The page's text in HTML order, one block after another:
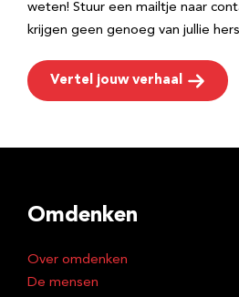
weten! Stuur een mailtje naar
krijgen geen genoeg van jullie
Vertel jouw verhaal
Omdenken
Over omdenken
De mensen